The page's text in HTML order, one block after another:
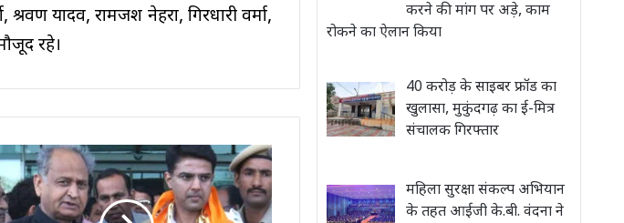
श्रवण यादव, रामजश नेहरा, गिरधारी वर्मा,
रहे।
करने की मांग पर अड़े, काम
रोकने का ऐलान किया
40 करोड़ के साइबर फ्रॉड का
खुलासा, मुकुंदगढ़ का ई-मित्र
संचालक गिरफ्तार
महिला सुरक्षा संकल्प अभियान
के तहत आईजी के.बी. वंदना ने